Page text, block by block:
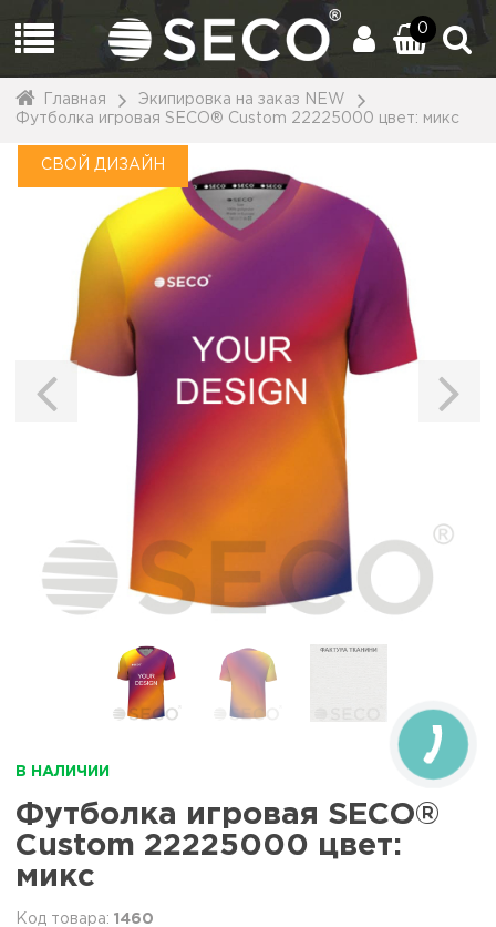
0
Главная
Экипировка на заказ NEW
Футболка игровая SECO® Custom 22225000 цвет: микс
СВОЙ ДИЗАЙН
В НАЛИЧИИ
Футболка игровая SECO®
Custom 22225000 цвет:
микс
1460